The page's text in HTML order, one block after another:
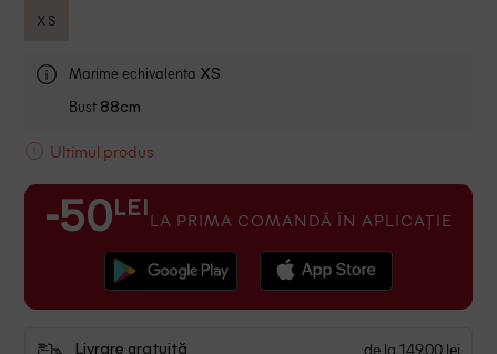
XS
Marime echivalenta XS
Bust 88cm
Ultimul produs
-50 LEI LA PRIMA COMANDĂ ÎN APLICAȚIE
Livrare gratuită de la 149.00 lei